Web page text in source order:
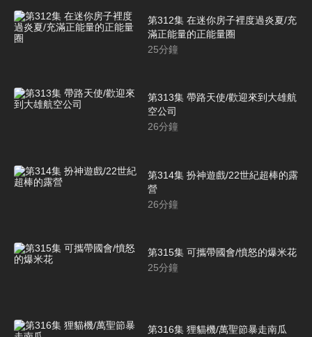
第312集 在迷你房子裡度過炎夏/充
滿正能量的正能量圈
25分鐘
第313集 帶路天使/歡迎來到大雄航
空公司
26分鐘
第314集 扮神遊戲/22世紀超棒的露
營
26分鐘
第315集 可攜帶國會/憤怒的爆米花
25分鐘
第316集 狸貓機/萬聖節暴走南瓜